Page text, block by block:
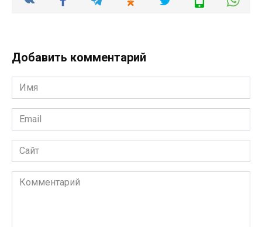
Добавить комментарий
Имя
*
Email
*
Сайт
Комментарий